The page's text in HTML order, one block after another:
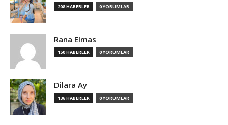
208 HABERLER 0 YORUMLAR
Rana Elmas
150 HABERLER 0 YORUMLAR
Dilara Ay
136 HABERLER 0 YORUMLAR